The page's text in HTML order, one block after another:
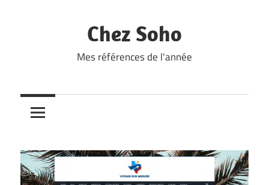
Chez Soho
Mes références de l'année